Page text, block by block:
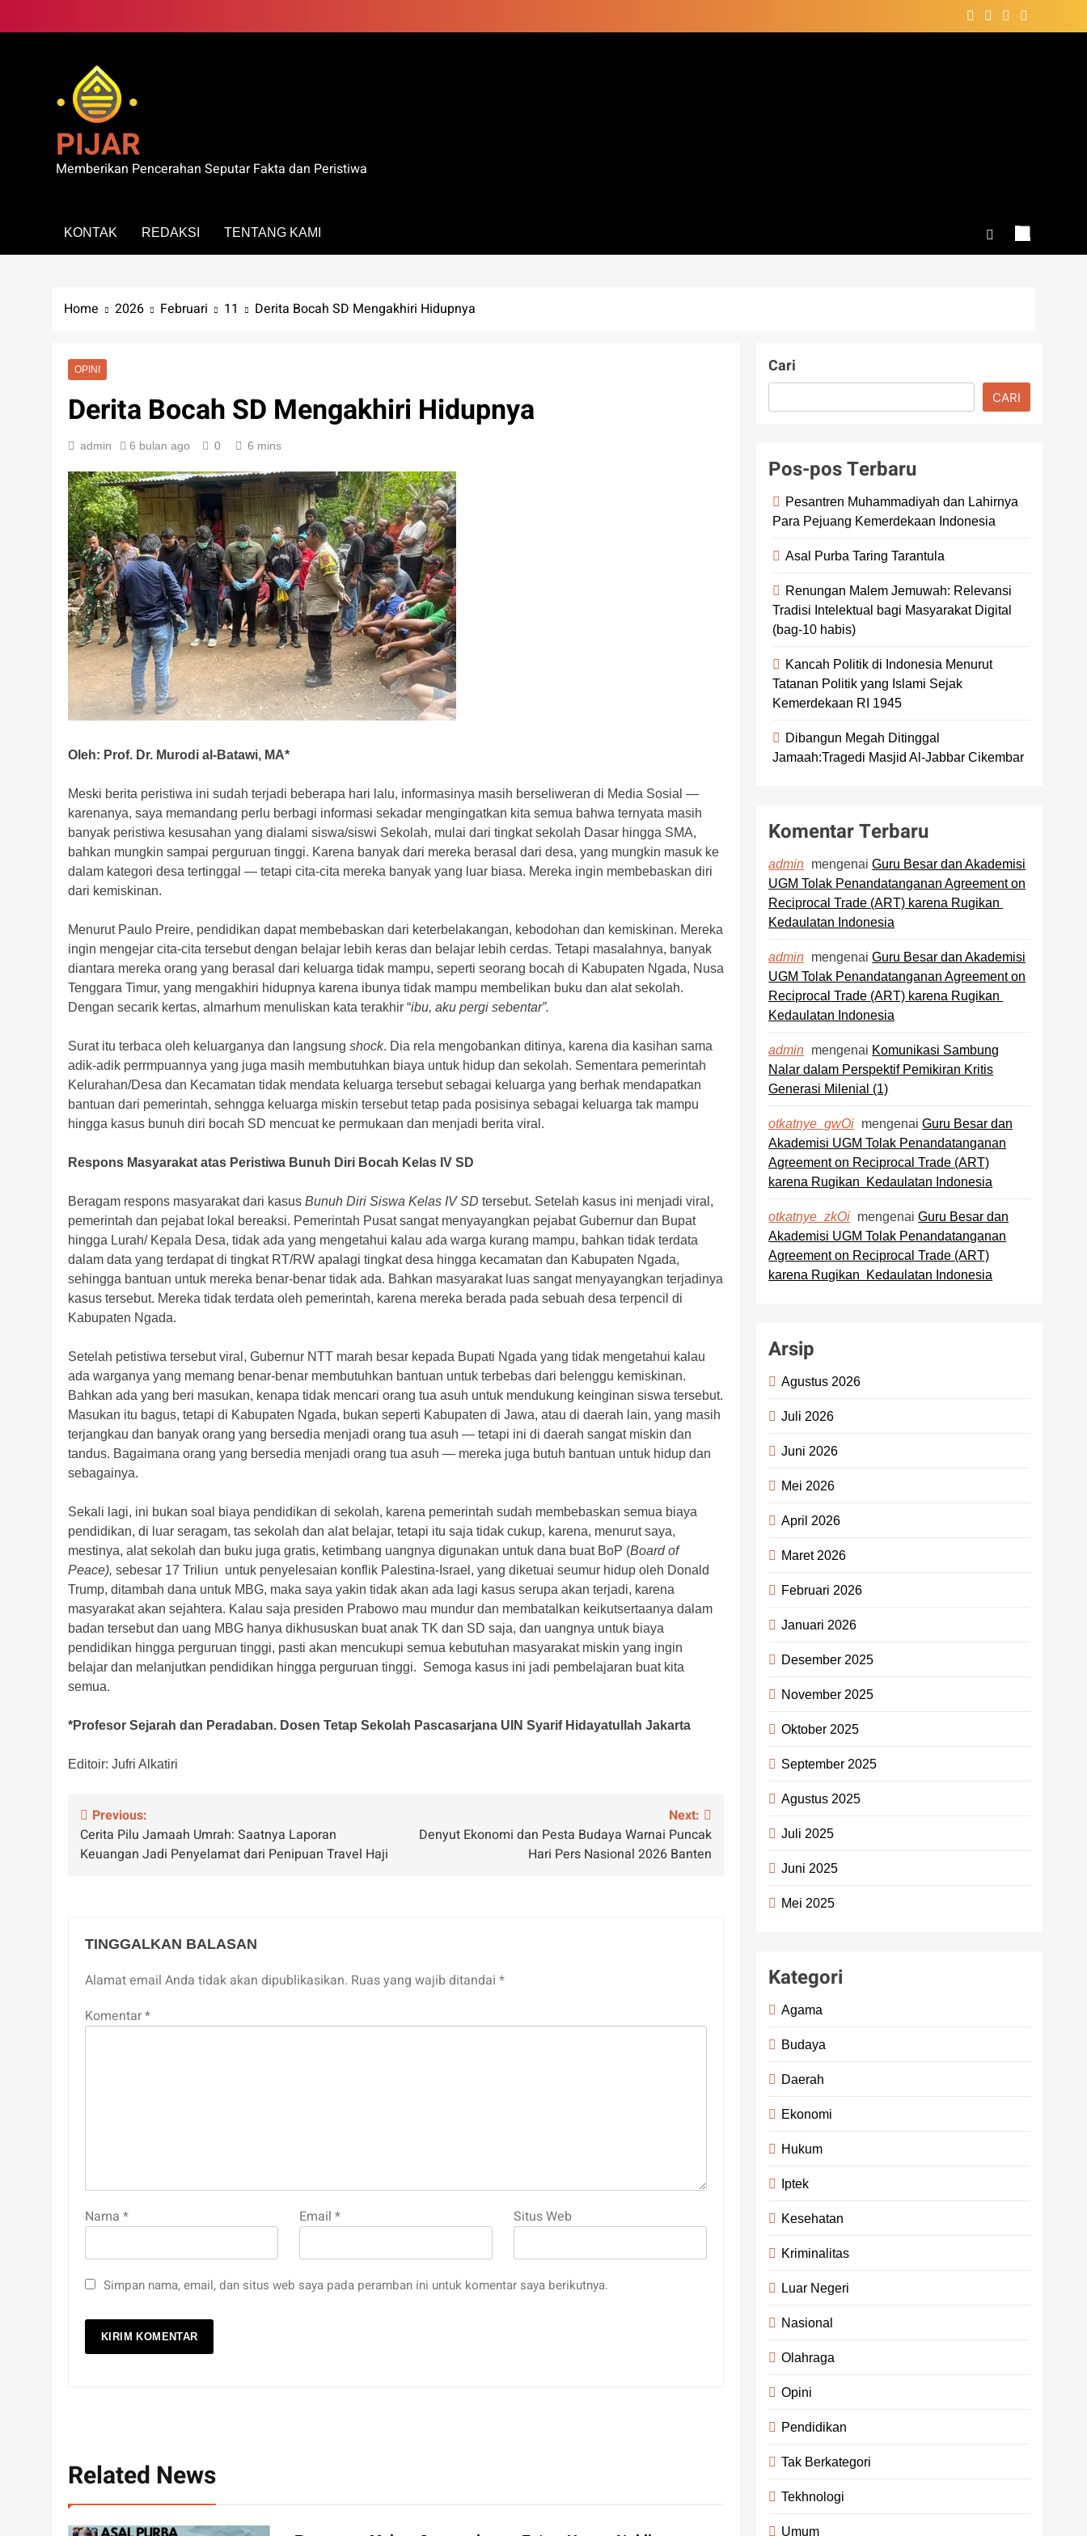
to
PIJAR
Memberikan Pencerahan Seputar Fakta dan Peristiwa
KONTAK REDAKSI TENTANG KAMI
Home 2026 Februari 11 Derita Bocah SD Mengakhiri Hidupnya
OPINI
Derita Bocah SD Mengakhiri Hidupnya
admin 6 bulan ago 0 6 mins
Oleh: Prof. Dr. Murodi al-Batawi, MA*
Meski berita peristiwa ini sudah terjadi beberapa hari lalu, informasinya masih berseliweran di Media Sosial —
karenanya, saya memandang perlu berbagi informasi sekadar mengingatkan kita semua bahwa ternyata masih
banyak peristiwa kesusahan yang dialami siswa/siswi Sekolah, mulai dari tingkat sekolah Dasar hingga SMA,
bahkan mungkin sampai perguruan tinggi. Karena banyak dari mereka berasal dari desa, yang mungkin masuk ke
dalam kategori desa tertinggal — tetapi cita-cita mereka banyak yang luar biasa. Mereka ingin membebaskan diri
dari kemiskinan.
Menurut Paulo Preire, pendidikan dapat membebaskan dari keterbelakangan, kebodohan dan kemiskinan. Mereka
ingin mengejar cita-cita tersebut dengan belajar lebih keras dan belajar lebih cerdas. Tetapi masalahnya, banyak
diantara mereka orang yang berasal dari keluarga tidak mampu, seperti seorang bocah di Kabupaten Ngada, Nusa
Tenggara Timur, yang mengakhiri hidupnya karena ibunya tidak mampu membelikan buku dan alat sekolah.
Dengan secarik kertas, almarhum menuliskan kata terakhir “ibu, aku pergi sebentar”.
Surat itu terbaca oleh keluarganya dan langsung shock. Dia rela mengobankan ditinya, karena dia kasihan sama
adik-adik perrmpuannya yang juga masih membutuhkan biaya untuk hidup dan sekolah. Sementara pemerintah
Kelurahan/Desa dan Kecamatan tidak mendata keluarga tersebut sebagai keluarga yang berhak mendapatkan
bantuan dari pemerintah, sehngga keluarga miskin tersebut tetap pada posisinya sebagai keluarga tak mampu
hingga kasus bunuh diri bocah SD mencuat ke permukaan dan menjadi berita viral.
Respons Masyarakat atas Peristiwa Bunuh Diri Bocah Kelas IV SD
Beragam respons masyarakat dari kasus Bunuh Diri Siswa Kelas IV SD tersebut. Setelah kasus ini menjadi viral,
pemerintah dan pejabat lokal bereaksi. Pemerintah Pusat sangat menyayangkan pejabat Gubernur dan Bupat
hingga Lurah/ Kepala Desa, tidak ada yang mengetahui kalau ada warga kurang mampu, bahkan tidak terdata
dalam data yang terdapat di tingkat RT/RW apalagi tingkat desa hingga kecamatan dan Kabupaten Ngada,
sehingga bantuan untuk mereka benar-benar tidak ada. Bahkan masyarakat luas sangat menyayangkan terjadinya
kasus tersebut. Mereka tidak terdata oleh pemerintah, karena mereka berada pada sebuah desa terpencil di
Kabupaten Ngada.
Setelah petistiwa tersebut viral, Gubernur NTT marah besar kepada Bupati Ngada yang tidak mengetahui kalau
ada warganya yang memang benar-benar membutuhkan bantuan untuk terbebas dari belenggu kemiskinan.
Bahkan ada yang beri masukan, kenapa tidak mencari orang tua asuh untuk mendukung keinginan siswa tersebut.
Masukan itu bagus, tetapi di Kabupaten Ngada, bukan seperti Kabupaten di Jawa, atau di daerah lain, yang masih
terjangkau dan banyak orang yang bersedia menjadi orang tua asuh — tetapi ini di daerah sangat miskin dan
tandus. Bagaimana orang yang bersedia menjadi orang tua asuh — mereka juga butuh bantuan untuk hidup dan
sebagainya.
Sekali lagi, ini bukan soal biaya pendidikan di sekolah, karena pemerintah sudah membebaskan semua biaya
pendidikan, di luar seragam, tas sekolah dan alat belajar, tetapi itu saja tidak cukup, karena, menurut saya,
mestinya, alat sekolah dan buku juga gratis, ketimbang uangnya digunakan untuk dana buat BoP (Board of
Peace), sebesar 17 Triliun untuk penyelesaian konflik Palestina-Israel, yang diketuai seumur hidup oleh Donald
Trump, ditambah dana untuk MBG, maka saya yakin tidak akan ada lagi kasus serupa akan terjadi, karena
masyarakat akan sejahtera. Kalau saja presiden Prabowo mau mundur dan membatalkan keikutsertaanya dalam
badan tersebut dan uang MBG hanya dikhususkan buat anak TK dan SD saja, dan uangnya untuk biaya
pendidikan hingga perguruan tinggi, pasti akan mencukupi semua kebutuhan masyarakat miskin yang ingin
belajar dan melanjutkan pendidikan hingga perguruan tinggi. Semoga kasus ini jadi pembelajaran buat kita
semua.
*Profesor Sejarah dan Peradaban. Dosen Tetap Sekolah Pascasarjana UIN Syarif Hidayatullah Jakarta
Editoir: Jufri Alkatiri
Navigasi
pos
Previous:
Cerita Pilu Jamaah Umrah: Saatnya Laporan
Keuangan Jadi Penyelamat dari Penipuan Travel Haji
Next:
Denyut Ekonomi dan Pesta Budaya Warnai Puncak
Hari Pers Nasional 2026 Banten
TINGGALKAN BALASAN
Alamat email Anda tidak akan dipublikasikan. Ruas yang wajib ditandai *
Komentar*
Nama * Email* Situs Web
Simpan nama, email, dan situs web saya pada peramban ini untuk komentar saya berikutnya.
Related News
Cari
CARI
Pos-pos Terbaru
Pesantren Muhammadiyah dan Lahirnya
Para Pejuang Kemerdekaan Indonesia
Asal Purba Taring Tarantula
Renungan Malem Jemuwah: Relevansi
Tradisi Intelektual bagi Masyarakat Digital
(bag-10 habis)
Kancah Politik di Indonesia Menurut
Tatanan Politik yang Islami Sejak
Kemerdekaan RI 1945
Dibangun Megah Ditinggal
Jamaah:Tragedi Masjid Al-Jabbar Cikembar
Komentar Terbaru
admin mengenaiGuru Besar dan Akademisi
UGM Tolak Penandatanganan Agreement on
Reciprocal Trade (ART) karena Rugikan
Kedaulatan Indonesia
admin mengenaiGuru Besar dan Akademisi
UGM Tolak Penandatanganan Agreement on
Reciprocal Trade (ART) karena Rugikan
Kedaulatan Indonesia
admin mengenai Komunikasi Sambung
Nalar dalam Perspektif Pemikiran Kritis
Generasi Milenial (1)
otkatnye_gwOi mengenaiGuru Besar dan
Akademisi UGM Tolak Penandatanganan
Agreement on Reciprocal Trade (ART)
karena Rugikan Kedaulatan Indonesia
otkatnye_zkOi mengenaiGuru Besar dan
Akademisi UGM Tolak Penandatanganan
Agreement on Reciprocal Trade (ART)
karena Rugikan Kedaulatan Indonesia
Arsip
Agustus 2026
Juli 2026
Juni 2026
Mei 2026
April 2026
Maret 2026
Februari 2026
Januari 2026
Desember 2025
November 2025
Oktober 2025
September 2025
Agustus 2025
Juli 2025
Juni 2025
Mei 2025
Kategori
Agama
Budaya
Daerah
Ekonomi
Hukum
Iptek
Kesehatan
Kriminalitas
Luar Negeri
Nasional
Olahraga
Opini
Pendidikan
Tak Berkategori
Tekhnologi
Umum